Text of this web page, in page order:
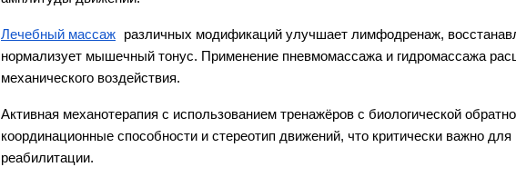
Лечебный массаж
различных модификаций улучшает лимфодренаж,
нормализует мышечный тонус. Применение пневмомассажа и гидромассажа
механического воздействия.
Активная механотерапия с использованием тренажёров с биологической
координационные способности и стереотип движений, что критически важно
реабилитации.